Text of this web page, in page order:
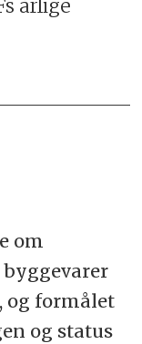
årlige
om
og formålet
og status